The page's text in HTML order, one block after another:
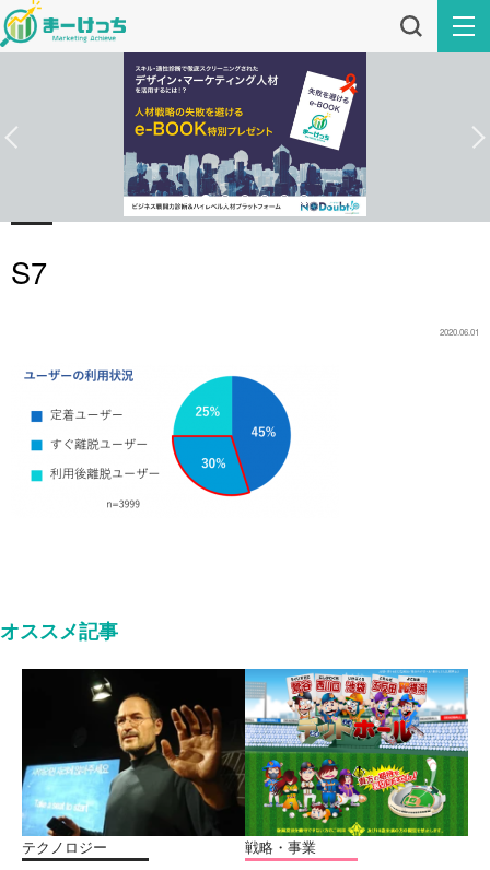
S7
2020.06.01
オススメ記事
テクノロジー 戦略・事業